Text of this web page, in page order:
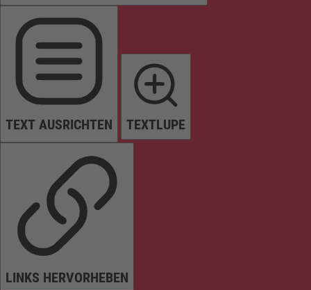
TEXT AUSRICHTEN TEXTLUPE
LINKS HERVORHEBEN